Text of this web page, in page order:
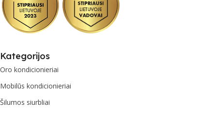
Kategorijos
Oro kondicionieriai
Mobilūs kondicionieriai
Šilumos siurbliai